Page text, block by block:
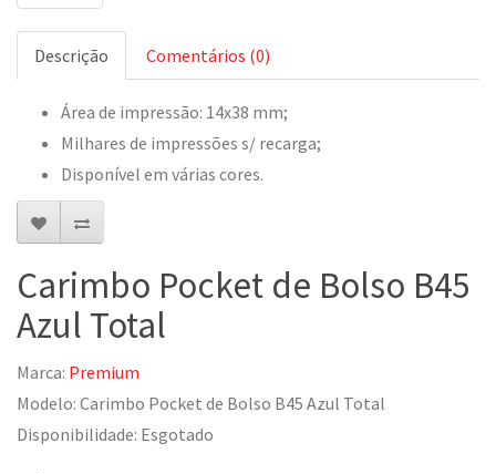
Descrição Comentários (0)
Área de impressão: 14x38 mm;
Milhares de impressões s/ recarga;
Disponível em várias cores.
Carimbo Pocket de Bolso B45
Azul Total
Marca: Premium
Modelo: Carimbo Pocket de Bolso B45 Azul Total
Disponibilidade: Esgotado